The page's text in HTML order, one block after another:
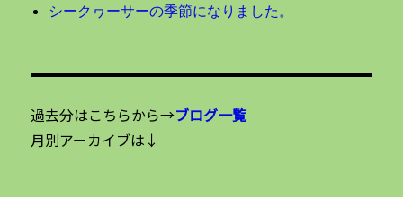
シークヮーサーの季節になりました。
過去分はこちらから→ブログ一覧
月別アーカイブは↓